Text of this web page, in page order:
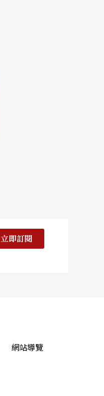
立即訂閱
網站導覽